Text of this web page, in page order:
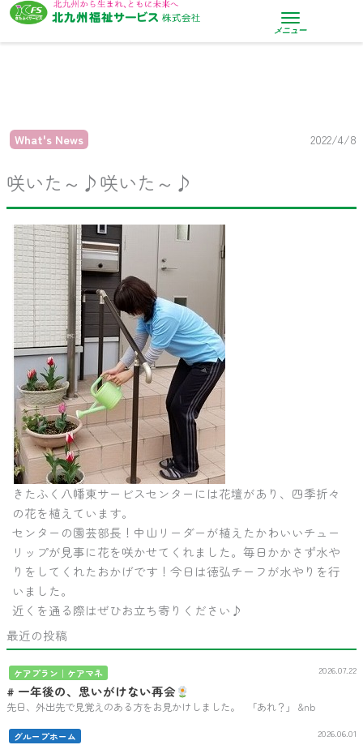
内
を
メニュー
What's News 2022/4/8
咲いた～♪咲いた～♪
きたふく八幡東サービスセンターには花壇があり、四季折々
の花を植えています。
センターの園芸部長！中山リーダーが植えたかわいいチュー
リップが見事に花を咲かせてくれました。毎日かかさず水や
りをしてくれたおかげです！今日は徳弘チーフが水やりを行
いました。
近くを通る際はぜひお立ち寄りください♪
最近の投稿
ケアプラン｜ケアマネ 2026.07.22
# 一年後の、思いがけない再会
先日、外出先で見覚えのある方をお見かけしました。 「あれ？」 &nb
グループホーム 2026.06.01